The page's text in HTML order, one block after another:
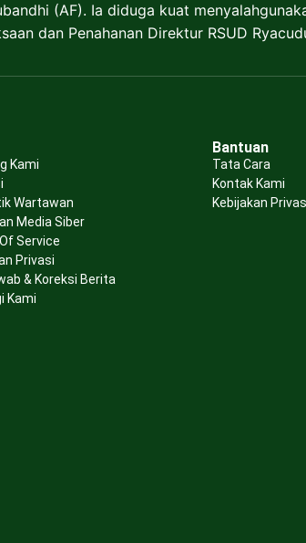
(AF). Ia diduga kuat
dan Penahanan Direktur RSUD
Kami
Wartawan
Media Siber
Service
Privasi
& Koreksi Berita
Kami
Bantuan
Tata Cara
Kontak Kami
Kebijakan